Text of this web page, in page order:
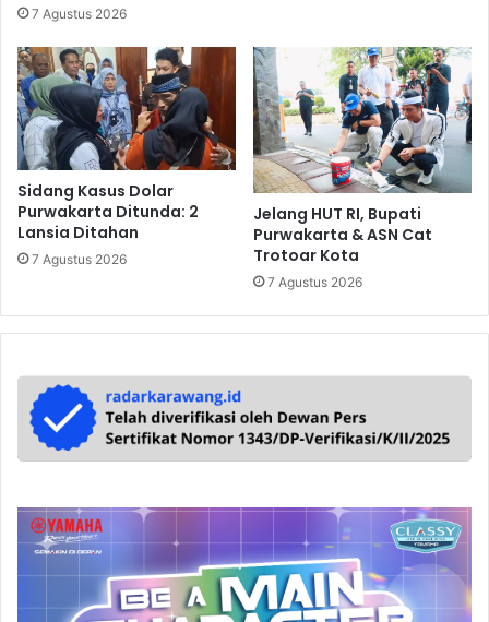
7 Agustus 2026
Sidang Kasus Dolar
Purwakarta Ditunda: 2
Lansia Ditahan
7 Agustus 2026
Jelang HUT RI, Bupati
Purwakarta & ASN Cat
Trotoar Kota
7 Agustus 2026